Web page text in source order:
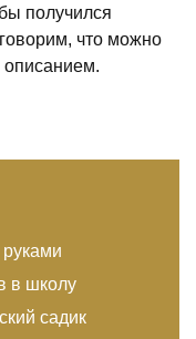
получился
что можно
описанием.
в школу
садик